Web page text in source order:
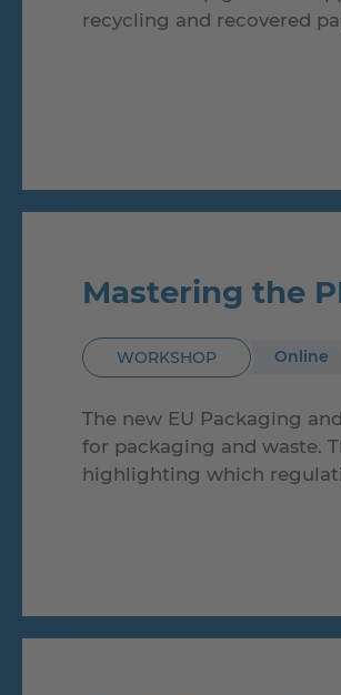
recycling and recovered
Mastering the
WORKSHOP Online
The new EU Packaging
for packaging and waste.
highlighting which